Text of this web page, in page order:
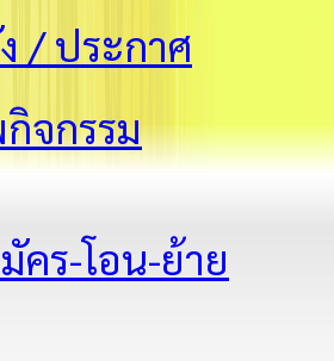
/ ประกาศ
จกรรม
คร-โอน-ย้าย